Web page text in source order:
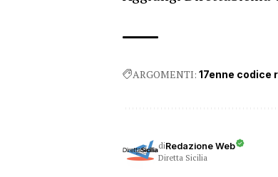
ARGOMENTI: 17enne codice
diRedazione Web
Diretta Sicilia